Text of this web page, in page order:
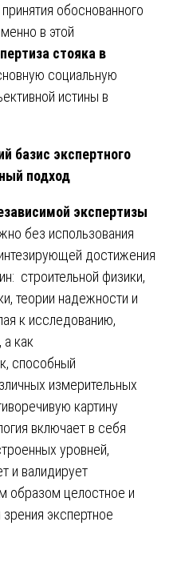
обоснованного
в этой
стояка в
социальную
истины в
базис экспертного
подход
экспертизы
без использования
достижения
строительной физики,
теории надежности и
к исследованию,
а как
способный
измерительных
картину
включает в себя
уровней,
и валидирует
образом целостное и
экспертное